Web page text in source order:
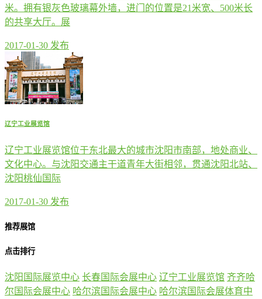
米。拥有银灰色玻璃幕外墙，进门的位置是21米宽、500米长
的共享大厅。展
2017-01-30 发布
辽宁工业展览馆
辽宁工业展览馆位于东北最大的城市沈阳市南部，地处商业、
文化中心。与沈阳交通主干道青年大街相邻，贯通沈阳北站、
沈阳桃仙国际
2017-01-30 发布
推荐展馆
点击排行
沈阳国际展览中心 长春国际会展中心 辽宁工业展览馆 齐齐哈
尔国际会展中心 哈尔滨国际会展中心 哈尔滨国际会展体育中